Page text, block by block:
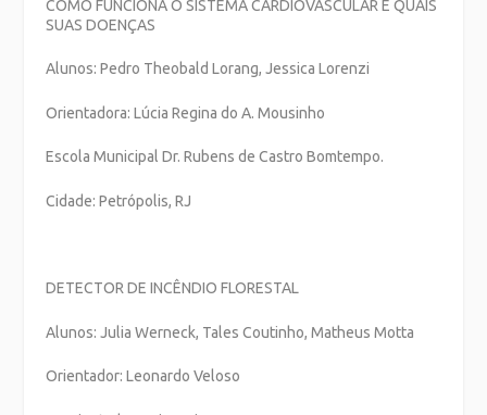
COMO FUNCIONA O SISTEMA CARDIOVASCULAR E QUAIS
SUAS DOENÇAS
Alunos: Pedro Theobald Lorang, Jessica Lorenzi
Orientadora: Lúcia Regina do A. Mousinho
Escola Municipal Dr. Rubens de Castro Bomtempo.
Cidade: Petrópolis, RJ
DETECTOR DE INCÊNDIO FLORESTAL
Alunos: Julia Werneck, Tales Coutinho, Matheus Motta
Orientador: Leonardo Veloso